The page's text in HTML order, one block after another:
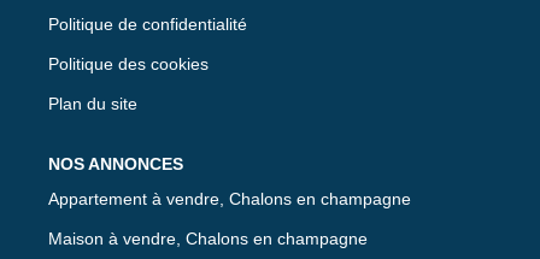
Politique de confidentialité
Politique des cookies
Plan du site
NOS ANNONCES
Appartement à vendre, Chalons en champagne
Maison à vendre, Chalons en champagne